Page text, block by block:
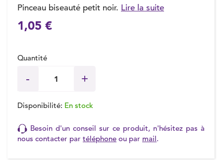
Pinceau biseauté petit noir. Lire la suite
1,05 €
Quantité
Disponibilité: En stock
Besoin d'un conseil sur ce produit, n'hésitez pas à
nous contacter par téléphone ou par mail.